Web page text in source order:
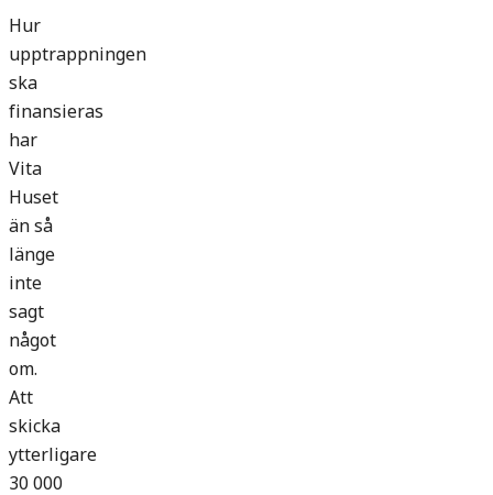
Hur
upptrappningen
ska
finansieras
har
Vita
Huset
än så
länge
inte
sagt
något
om.
Att
skicka
ytterligare
30 000